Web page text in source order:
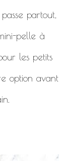
partout,
pelle à
les petits
option avant